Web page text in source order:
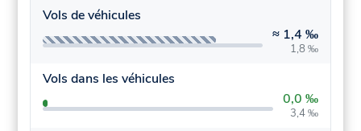
Vols de véhicules
≈ 1,4 ‰
1,8 ‰
Vols dans les véhicules
0,0 ‰
3,4 ‰